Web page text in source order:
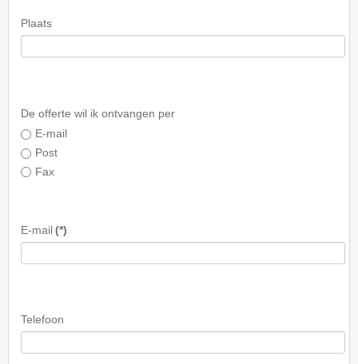
Plaats
De offerte wil ik ontvangen per
E-mail
Post
Fax
E-mail(*)
Telefoon